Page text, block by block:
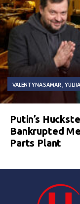
VALENTYNA SAMAR
Putin’s
Bankrupted
Parts Plant